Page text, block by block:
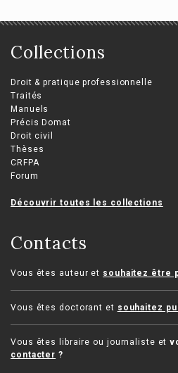
Collections
Droit & pratique professionnelle
Traités
Manuels
Précis Domat
Droit civil
Thèses
CRFPA
Forum
Découvrir toutes les collections
Contacts
Vous êtes auteur et souhaitez être
Vous êtes doctorant et souhaitez
Vous êtes libraire ou journaliste et
contacter ?